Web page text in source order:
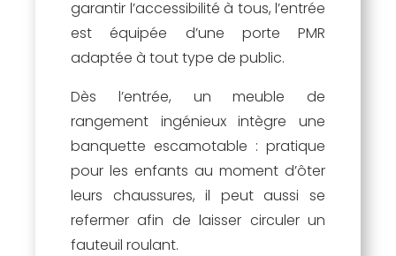
garantir l’accessibilité à tous, l’entrée
est équipée d’une porte PMR
adaptée à tout type de public.
Dès l’entrée, un meuble de
rangement ingénieux intègre une
banquette escamotable : pratique
pour les enfants au moment d’ôter
leurs chaussures, il peut aussi se
refermer afin de laisser circuler un
fauteuil roulant.